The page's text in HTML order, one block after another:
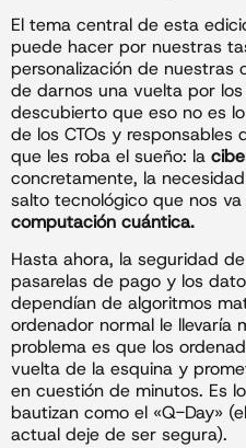
El tema central de esta
puede hacer por nuestras
personalización de nuestras
de darnos una vuelta por
descubierto que eso no es
de los CTOs y responsables
que les roba el sueño: la
concretamente, la
salto tecnológico que nos
computación cuántica.
Hasta ahora, la seguridad
pasarelas de pago y los
dependían de algoritmos
ordenador normal le llevaría
problema es que los
vuelta de la esquina y
en cuestión de minutos. Es
bautizan como el «Q-Day»
actual deje de ser segura).